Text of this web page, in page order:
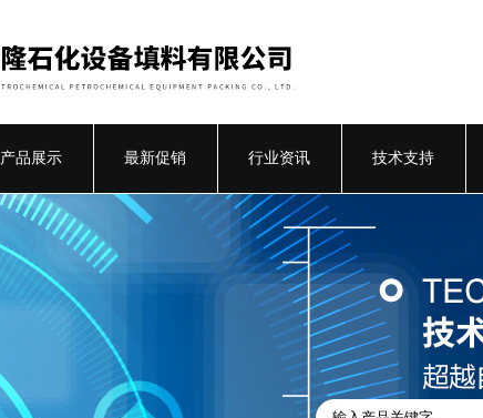
产品展示 最新促销 行业资讯 技术支持